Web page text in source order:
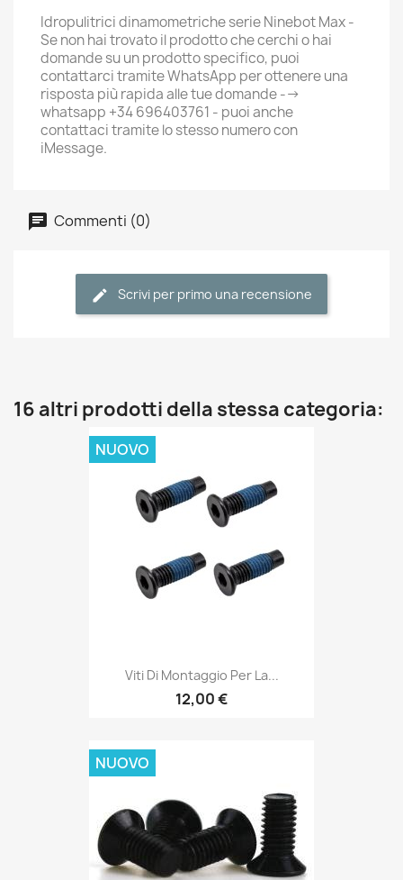
Idropulitrici dinamometriche serie Ninebot Max -
Se non hai trovato il prodotto che cerchi o hai
domande su un prodotto specifico, puoi
contattarci tramite WhatsApp per ottenere una
risposta più rapida alle tue domande -->
whatsapp +34 696403761 - puoi anche
contattaci tramite lo stesso numero con
iMessage.
Commenti (0)
Scrivi per primo una recensione
16 altri prodotti della stessa categoria:
Viti Di Montaggio Per La...
12,00 €
NUOVO
NUOVO